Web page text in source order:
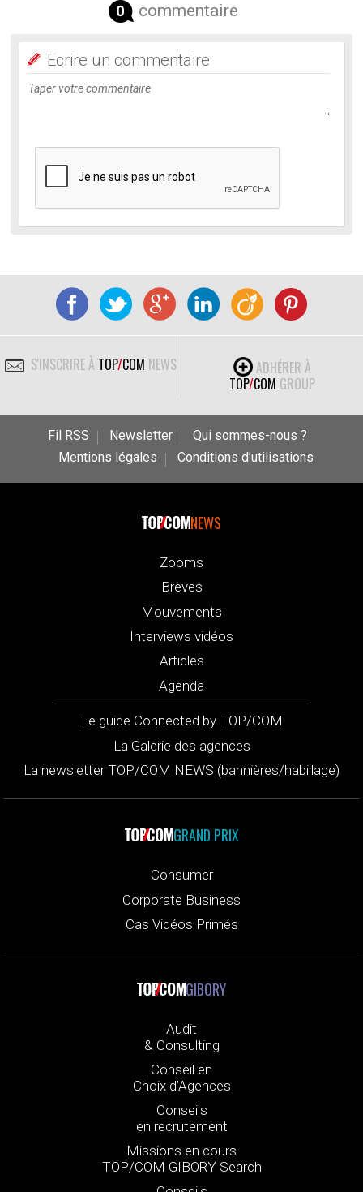
0 commentaire
Ecrire un commentaire
S'INSCRIRE À TOP/COM NEWS
ADHÉRER À
TOP/COM GROUP
Fil RSS Newsletter
Qui sommes-nous ?
Mentions légales
Conditions d’utilisations
NEWS
Zooms
Brèves
Mouvements
Interviews vidéos
Articles
Agenda
Le guide Connected by TOP/COM
La Galerie des agences
La newsletter TOP/COM NEWS (bannières/habillage)
GRAND PRIX
Consumer
Corporate Business
Cas Vidéos Primés
GIBORY
Audit
& Consulting
Conseil en
Choix d’Agences
Conseils
en recrutement
Missions en cours
TOP/COM GIBORY Search